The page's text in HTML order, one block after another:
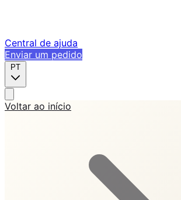
Central de ajuda
Enviar um pedido
PT
Voltar ao início